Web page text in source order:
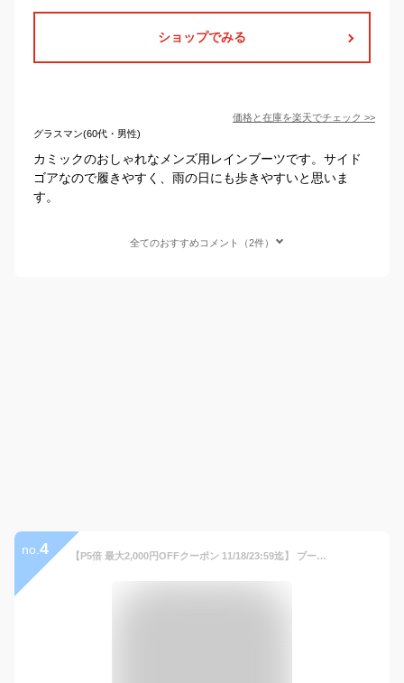
ショップでみる
価格と在庫を楽天でチェック >>
グラスマン(60代・男性)
カミックのおしゃれなメンズ用レインブーツです。サイド
ゴアなので履きやすく、雨の日にも歩きやすいと思いま
す。
全てのおすすめコメント（2件）
no. 4 【P5倍 最大2,000円OFFクーポン 11/18/23:59迄】 ブーツ レインブーツ レインシューズ スノーシューズ レインスニーカー スノーブーツ 防水 防寒 防滑 雨 雪 大きいサイズ メンズシューズ 紳士靴 シューズグラインド